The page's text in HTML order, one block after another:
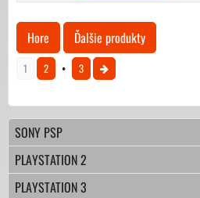
Hore Ďalšie produkty
1 2 3
SONY PSP
PLAYSTATION 2
PLAYSTATION 3